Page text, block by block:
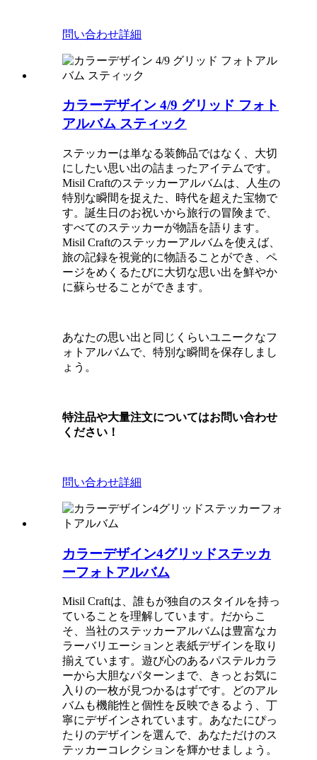
問い合わせ詳細
カラーデザイン 4/9 グリッド フォト
アルバム スティック
ステッカーは単なる装飾品ではなく、大切
にしたい思い出の詰まったアイテムです。
Misil Craftのステッカーアルバムは、人生の
特別な瞬間を捉えた、時代を超えた宝物で
す。誕生日のお祝いから旅行の冒険まで、
すべてのステッカーが物語を語ります。
Misil Craftのステッカーアルバムを使えば、
旅の記録を視覚的に物語ることができ、ペ
ージをめくるたびに大切な思い出を鮮やか
に蘇らせることができます。
あなたの思い出と同じくらいユニークなフ
ォトアルバムで、特別な瞬間を保存しまし
ょう。
特注品や大量注文についてはお問い合わせ
ください！
問い合わせ詳細
カラーデザイン4グリッドステッカ
ーフォトアルバム
Misil Craftは、誰もが独自のスタイルを持っ
ていることを理解しています。だからこ
そ、当社のステッカーアルバムは豊富なカ
ラーバリエーションと表紙デザインを取り
揃えています。遊び心のあるパステルカラ
ーから大胆なパターンまで、きっとお気に
入りの一枚が見つかるはずです。どのアル
バムも機能性と個性を反映できるよう、丁
寧にデザインされています。あなたにぴっ
たりのデザインを選んで、あなただけのス
テッカーコレクションを輝かせましょう。